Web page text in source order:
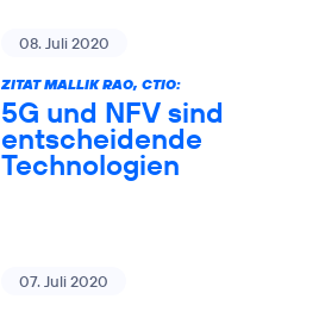
08. Juli 2020
ZITAT MALLIK RAO, CTIO:
5G und NFV sind
entscheidende
Technologien
07. Juli 2020